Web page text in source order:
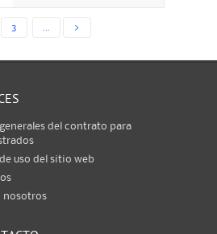
3 >
del contrato para
uso del sitio web
nosotros